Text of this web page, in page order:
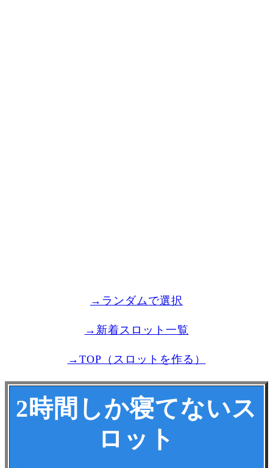
→ランダムで選択
→新着スロット一覧
→TOP（スロットを作る）
2時間しか寝てないス
ロット